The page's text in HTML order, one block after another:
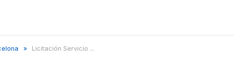
Licitación Servicio ...